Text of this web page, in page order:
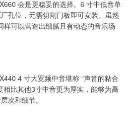
会是更稳妥的选择。6 寸中低音单
孔位，无需切割门板即可安装。虽然
可以营造出细腻且有动态的音乐场
4 寸大宽频中音堪称 “声音的粘合
相比其他3寸中音更为厚实，能够为高
次和细节。